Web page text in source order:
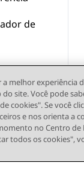
de
melhor
site. Você pode
cookies". Se você
e nos orienta a
no Centro de
todos os